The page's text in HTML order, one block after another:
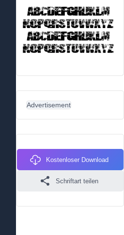
Advertisement
Kostenloser Download
Schriftart teilen